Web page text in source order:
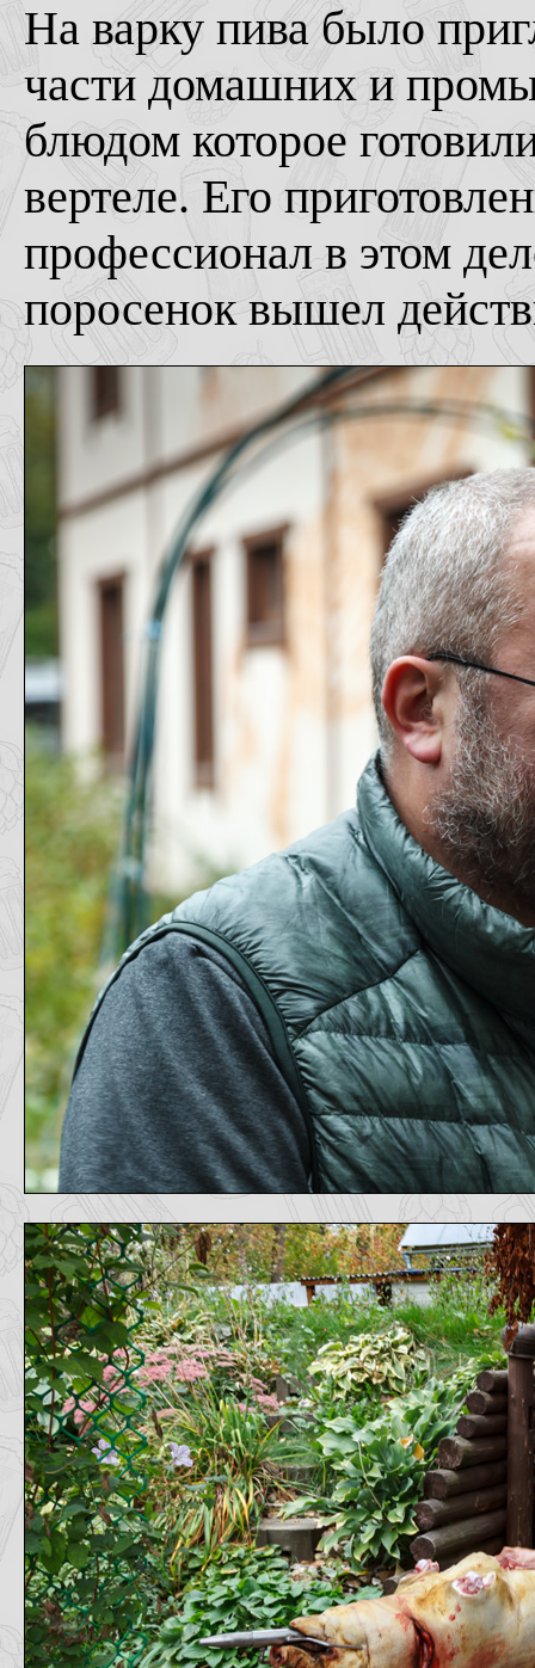
На варку пива было
части домашних и
блюдом которое
вертеле. Его
профессионал в этом
поросенок вышел